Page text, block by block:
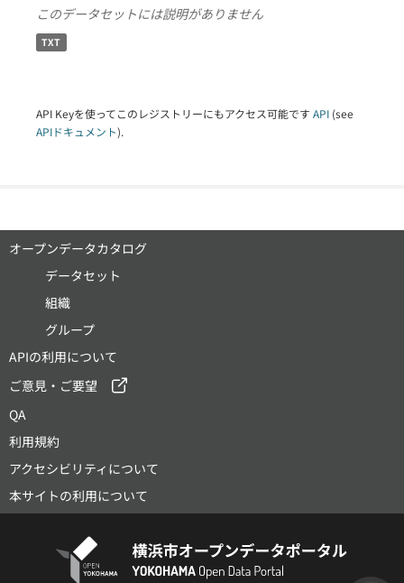
このデータセットには説明がありません
TXT
API Keyを使ってこのレジストリーにもアクセス可能です API (see
APIドキュメント).
オープンデータカタログ
データセット
組織
グループ
APIの利用について
ご意見・ご要望
QA
利用規約
アクセシビリティについて
本サイトの利用について